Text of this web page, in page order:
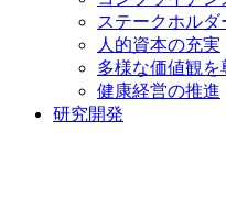
ステークホル
人的資本の充実
多様な価値観
健康経営の推進
研究開発